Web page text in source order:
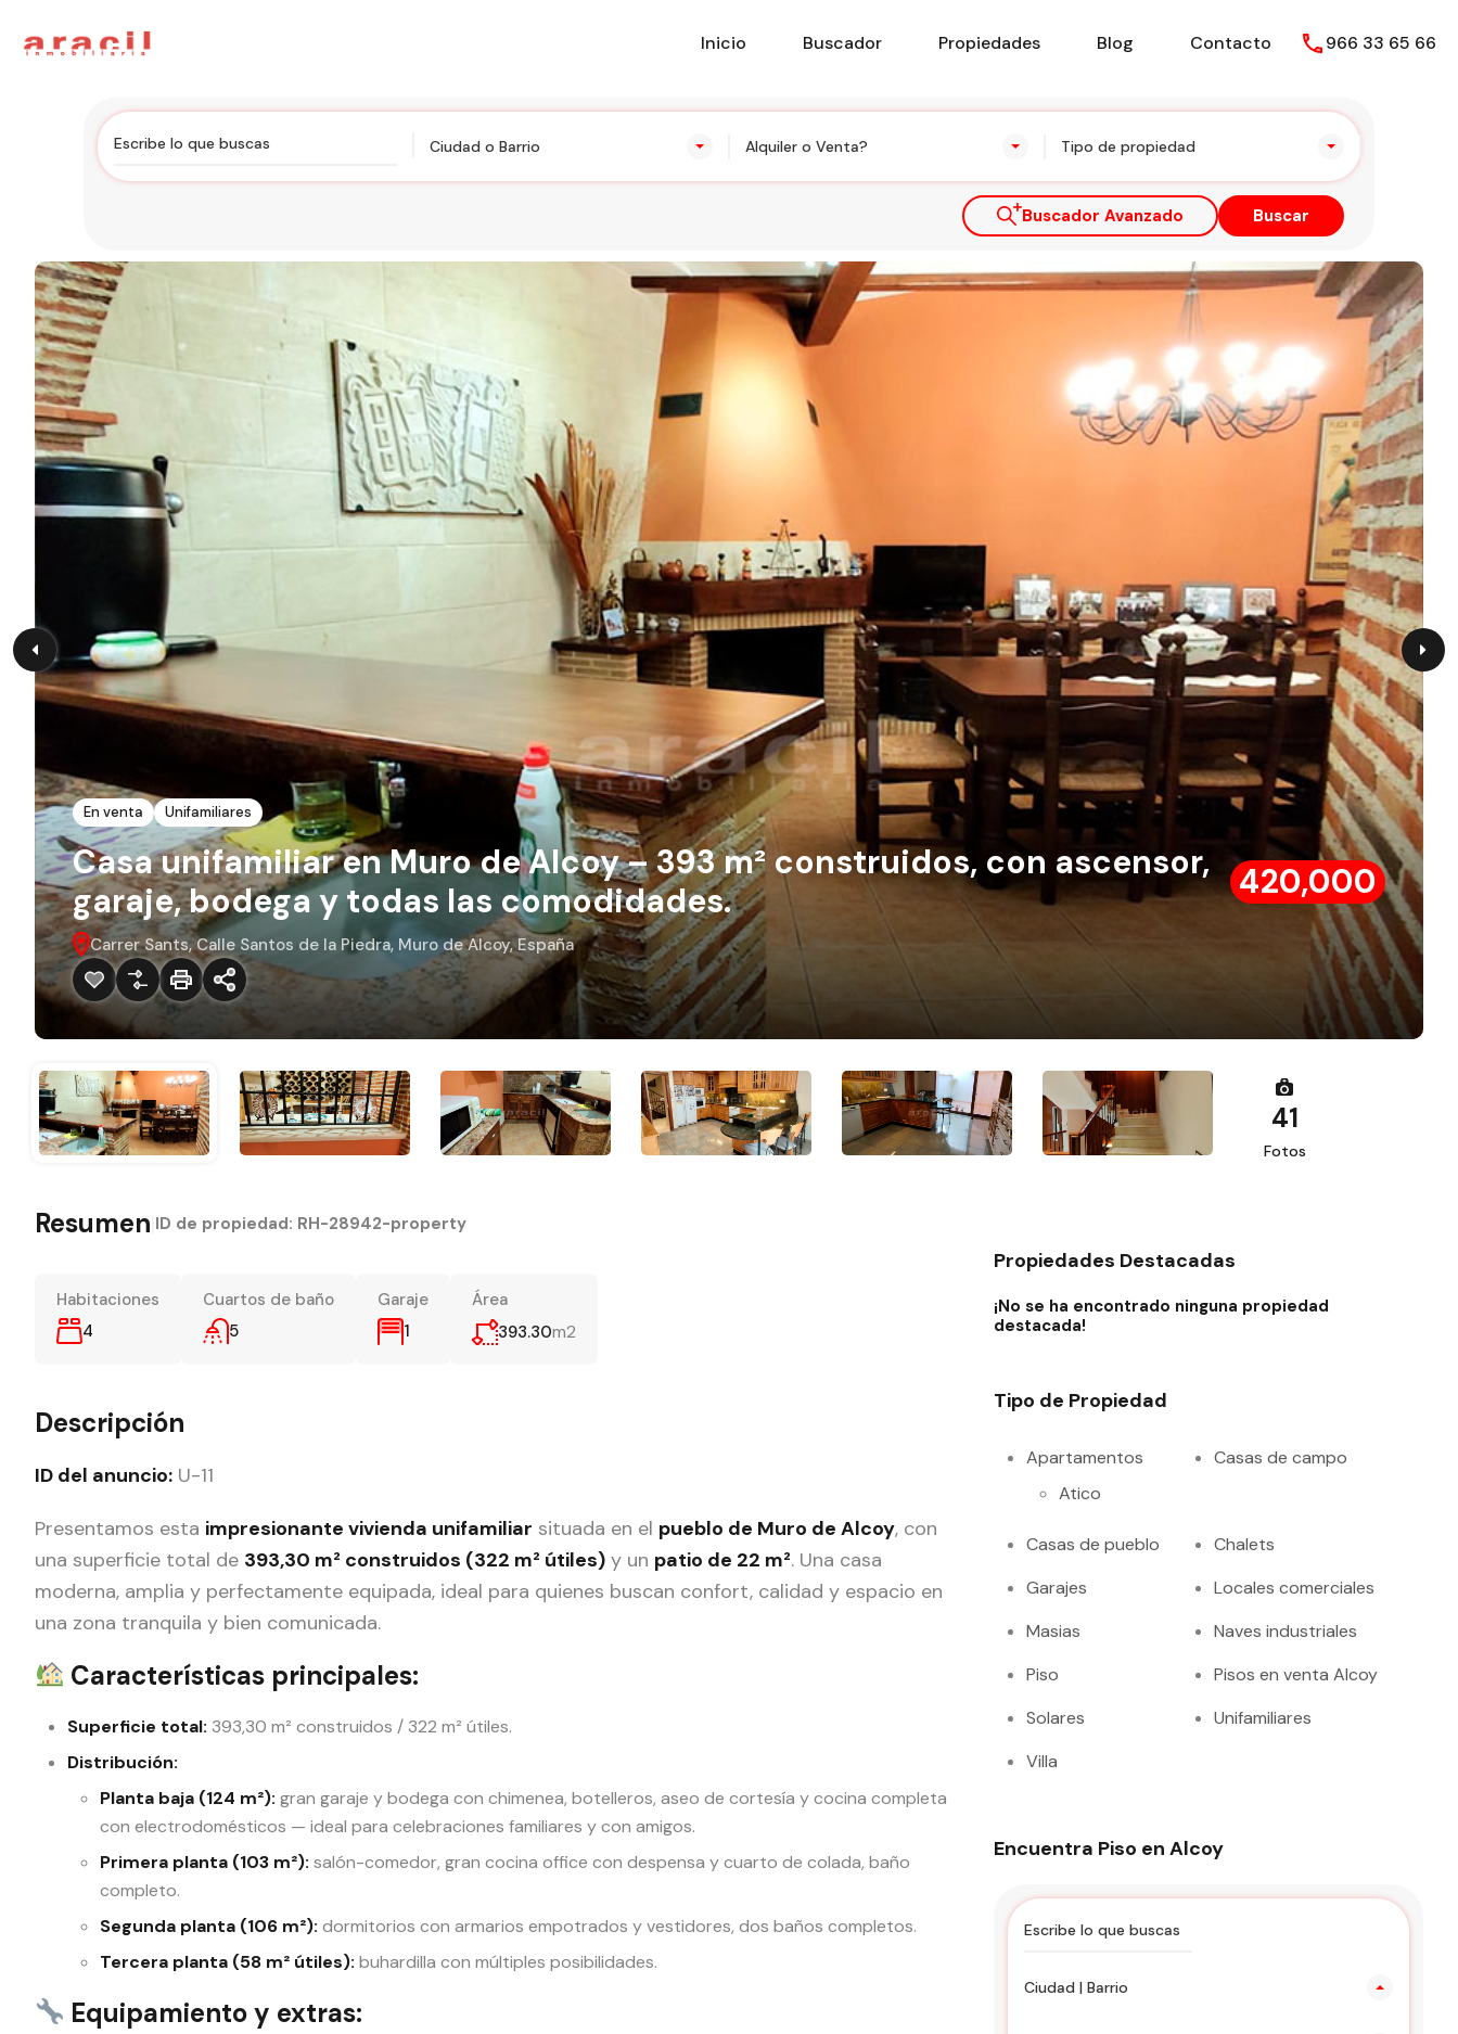
Inicio Buscador Propiedades Blog Contacto 966 33 65 66
Ciudad o Barrio Alquiler o Venta? Tipo de propiedad
Buscador Avanzado Buscar
En venta Unifamiliares
Casa unifamiliar en Muro de Alcoy – 393 m² construidos, con ascensor,
garaje, bodega y todas las comodidades.
420,000
Carrer Sants, Calle Santos de la Piedra, Muro de Alcoy, España
41
Fotos
Resumen ID de propiedad: RH-28942-property
Habitaciones
4
Cuartos de baño
5
Garaje
1
Área
393.30m2
Descripción
ID del anuncio: U-11
Presentamos esta impresionante vivienda unifamiliar situada en el pueblo de Muro de Alcoy, con
una superficie total de 393,30 m² construidos (322 m² útiles) y un patio de 22 m². Una casa
moderna, amplia y perfectamente equipada, ideal para quienes buscan confort, calidad y espacio en
una zona tranquila y bien comunicada.
Características principales:
Superficie total: 393,30 m² construidos / 322 m² útiles.
Distribución:
Planta baja (124 m²): gran garaje y bodega con chimenea, botelleros, aseo de cortesía y cocina completa
con electrodomésticos — ideal para celebraciones familiares y con amigos.
Primera planta (103 m²): salón-comedor, gran cocina office con despensa y cuarto de colada, baño
completo.
Segunda planta (106 m²): dormitorios con armarios empotrados y vestidores, dos baños completos.
Tercera planta (58 m² útiles): buhardilla con múltiples posibilidades.
Equipamiento y extras:
Propiedades Destacadas
¡No se ha encontrado ninguna propiedad
destacada!
Tipo de Propiedad
Apartamentos
Atico
Casas de campo
Casas de pueblo
Chalets
Garajes
Locales comerciales
Masias
Naves industriales
Piso
Pisos en venta Alcoy
Solares
Unifamiliares
Villa
Encuentra Piso en Alcoy
Ciudad | Barrio